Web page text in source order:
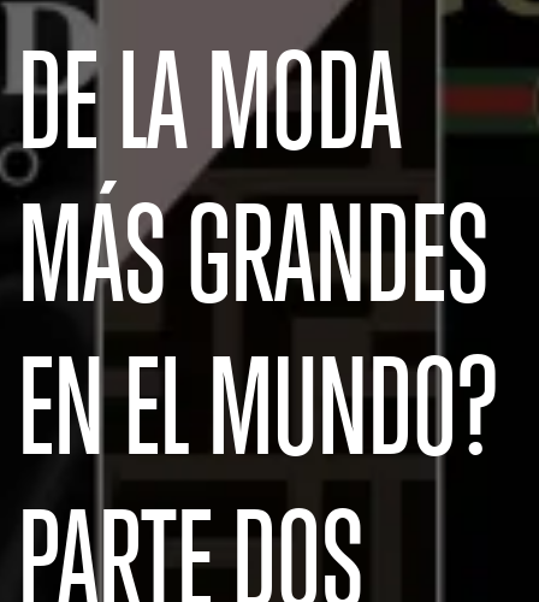
DE LA MODA
MÁS GRANDES
EN EL MUNDO?
PARTE DOS